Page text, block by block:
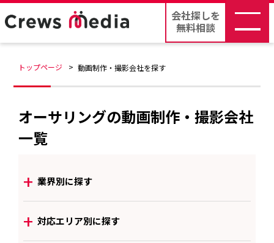
会社探しを
無料相談
トップページ 動画制作・撮影会社を探す
オーサリングの動画制作・撮影会社
一覧
+ 業界別に探す
+ 対応エリア別に探す